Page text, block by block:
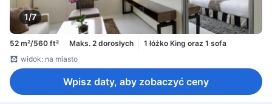
1/7
52 m²/560 ft² Maks. 2 dorosłych
1 łóżko King oraz 1 sofa
widok: na miasto
Wpisz daty, aby zobaczyć ceny